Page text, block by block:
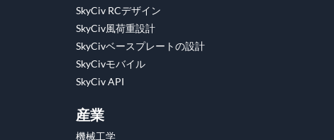
SkyCiv RCデザイン
SkyCiv風荷重設計
SkyCivベースプレートの設計
SkyCivモバイル
SkyCiv API
産業
機械工学